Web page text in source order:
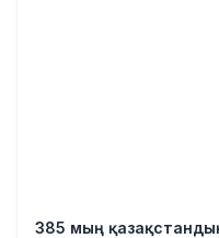
385 мың